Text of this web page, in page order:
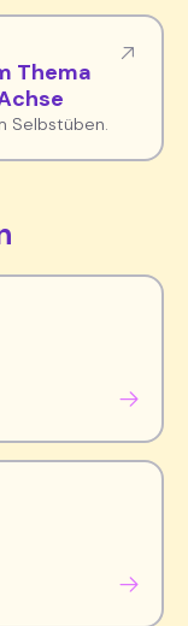
Thema
Selbstüben.